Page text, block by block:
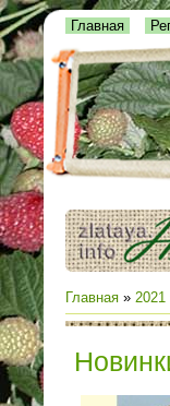
Главная
Главная » 2021